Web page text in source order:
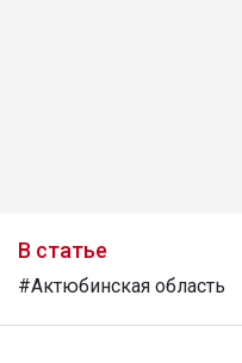
В статье
#Актюбинская область